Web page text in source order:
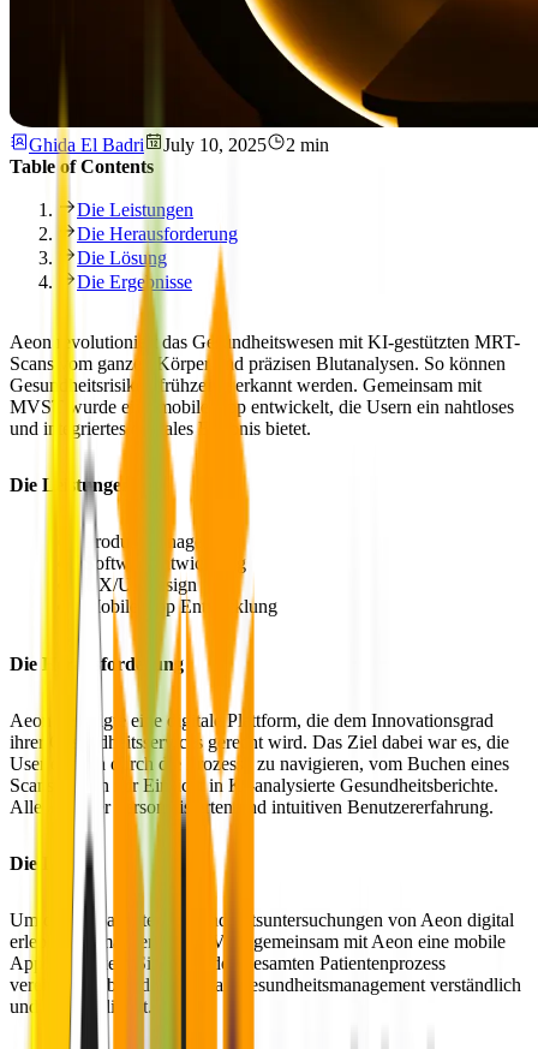
Ghida El Badri July 10, 2025
2 min
Table of Contents
Die Leistungen
Die Herausforderung
Die Lösung
Die Ergebnisse
Aeon revolutioniert das Gesundheitswesen mit KI-gestützten MRT-
Scans vom ganzen Körper und präzisen Blutanalysen. So können
Gesundheitsrisiken frühzeitig erkannt werden. Gemeinsam mit
MVST
wurde eine mobile App entwickelt, die Usern ein nahtloses
und integriertes digitales Erlebnis bietet.
Die Leistungen
Produktmanagement
Softwareentwicklung
UX/UI Design
Mobile App Entwicklung
Die Herausforderung
Aeon benötigte eine digitale Plattform, die dem Innovationsgrad
ihrer Gesundheitsservices gerecht wird. Das Ziel dabei war es, die
User einfach durch die Prozesse zu navigieren, vom Buchen eines
Scans bis hin zur Einsicht in KI-analysierte Gesundheitsberichte.
Alles in einer personalisierten und intuitiven Benutzererfahrung.
Die Lösung
Um die KI-basierten Gesundheitsuntersuchungen von Aeon digital
erlebbar zu machen, hat MVST gemeinsam mit Aeon eine mobile
App entwickelt. Sie bildet den gesamten Patientenprozess
vereinfacht ab und macht das
Gesundheitsmanagement verständlich
und unkompliziert.